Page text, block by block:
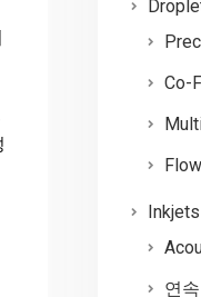
Co-
Inkjets
연